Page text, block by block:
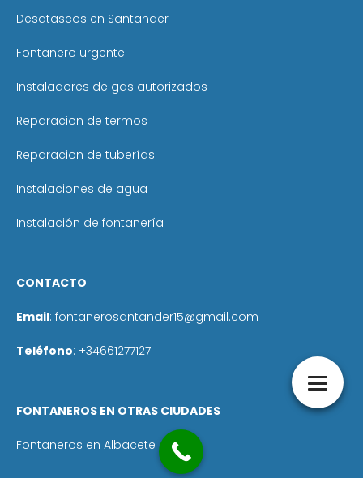
Desatascos en Santander
Fontanero urgente
Instaladores de gas autorizados
Reparacion de termos
Reparacion de tuberías
Instalaciones de agua
Instalación de fontanería
CONTACTO
Email: fontanerosantander15@gmail.com
Teléfono: +34661277127
FONTANEROS EN OTRAS CIUDADES
Fontaneros en Albacete